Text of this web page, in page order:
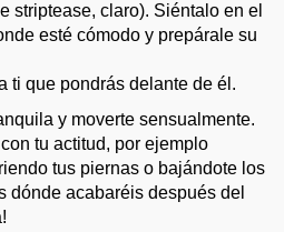
striptease, claro). Siéntalo en el
esté cómodo y prepárale su
ti que pondrás delante de él.
y moverte sensualmente.
tu actitud, por ejemplo
tus piernas o bajándote los
dónde acabaréis después del